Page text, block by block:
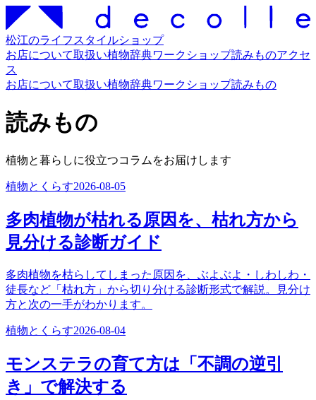
松江のライフスタイルショップ
お店について取扱い植物辞典ワークショップ読みものアクセ
ス
お店について取扱い植物辞典ワークショップ読みもの
読みもの
植物と暮らしに役立つコラムをお届けします
植物とくらす2026-08-05
多肉植物が枯れる原因を、枯れ方から
見分ける診断ガイド
多肉植物を枯らしてしまった原因を、ぶよぶよ・しわしわ・
徒長など「枯れ方」から切り分ける診断形式で解説。見分け
方と次の一手がわかります。
植物とくらす2026-08-04
モンステラの育て方は「不調の逆引
き」で解決する